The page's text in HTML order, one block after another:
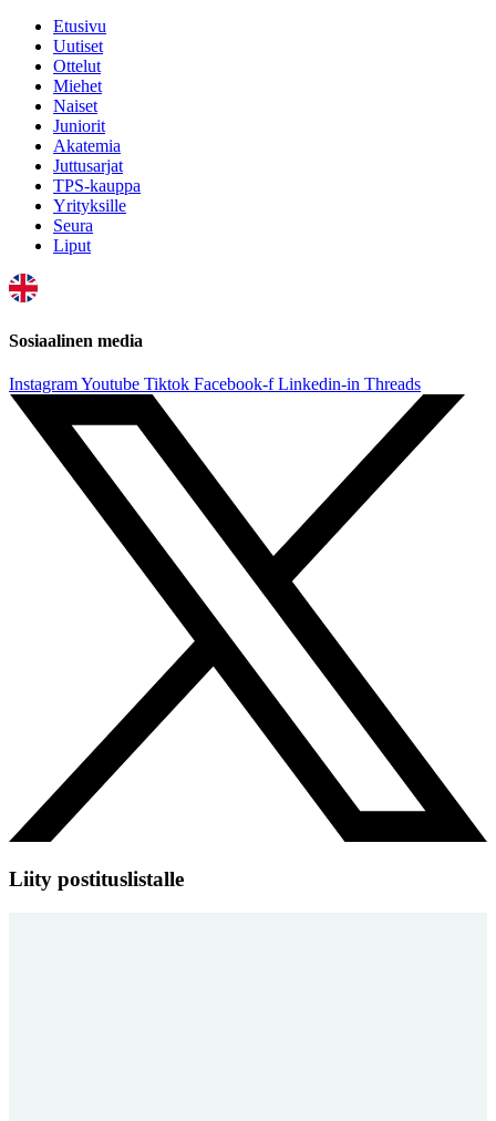
Etusivu
Uutiset
Ottelut
Miehet
Naiset
Juniorit
Akatemia
Juttusarjat
TPS-kauppa
Yrityksille
Seura
Liput
Sosiaalinen media
InstagramYoutube Tiktok Facebook-f Linkedin-in Threads
Liity postituslistalle